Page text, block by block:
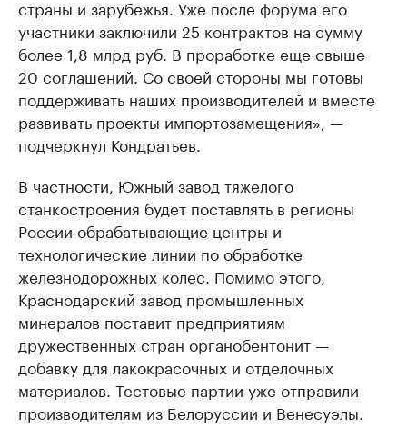
страны и зарубежья. Уже после форума его
участники заключили 25 контрактов на сумму
более 1,8 млрд руб. В проработке еще свыше
20 соглашений. Со своей стороны мы готовы
поддерживать наших производителей и вместе
развивать проекты импортозамещения», —
подчеркнул Кондратьев.
В частности, Южный завод тяжелого
станкостроения будет поставлять в регионы
России обрабатывающие центры и
технологические линии по обработке
железнодорожных колес. Помимо этого,
Краснодарский завод промышленных
минералов поставит предприятиям
дружественных стран органобентонит —
добавку для лакокрасочных и отделочных
материалов. Тестовые партии уже отправили
производителям из Белоруссии и Венесуэлы.